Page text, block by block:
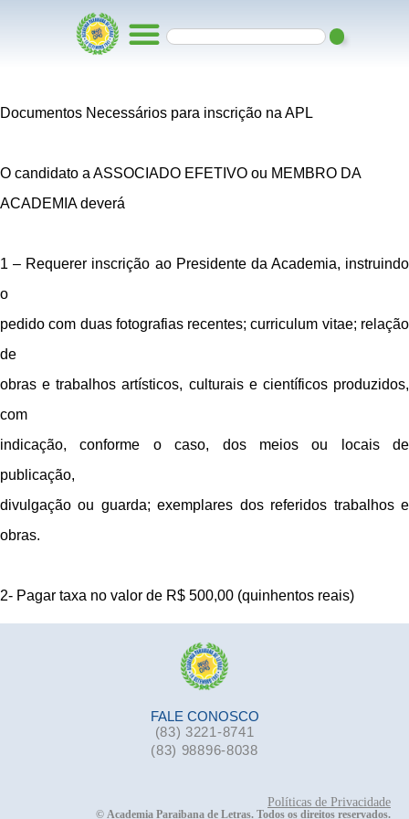
Documentos Necessários para inscrição na APL
O candidato a ASSOCIADO EFETIVO ou MEMBRO DA
ACADEMIA deverá
1 – Requerer inscrição ao Presidente da Academia, instruindo
o
pedido com duas fotografias recentes; curriculum vitae; relação
de
obras e trabalhos artísticos, culturais e científicos produzidos,
com
indicação, conforme o caso, dos meios ou locais de
publicação,
divulgação ou guarda; exemplares dos referidos trabalhos e
obras.
2- Pagar taxa no valor de R$ 500,00 (quinhentos reais)
FALE CONOSCO
(83) 3221-8741
(83) 98896-8038
Políticas de Privacidade
© Academia Paraibana de Letras. Todos os direitos reservados.